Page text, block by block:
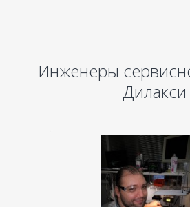
Инженеры
Дилакси